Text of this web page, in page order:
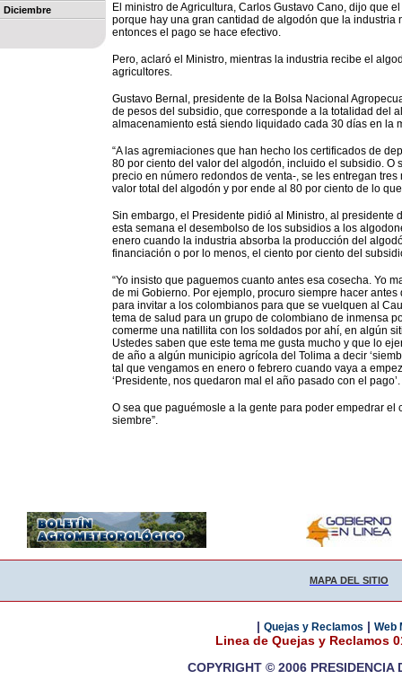
Diciembre
El ministro de Agricultura, Carlos Gustavo Cano, dijo que
porque hay una gran cantidad de algodón que la
entonces el pago se hace efectivo.
Pero, aclaró el Ministro, mientras la industria recibe el
agricultores.
Gustavo Bernal, presidente de la Bolsa Nacional
de pesos del subsidio, que corresponde a la totalidad del
almacenamiento está siendo liquidado cada 30 días en la
“A las agremiaciones que han hecho los certificados de
80 por ciento del valor del algodón, incluido el subsidio.
precio en número redondos de venta-, se les entregan
valor total del algodón y por ende al 80 por ciento de lo
Sin embargo, el Presidente pidió al Ministro, al presidente
esta semana el desembolso de los subsidios a los
enero cuando la industria absorba la producción del
financiación o por lo menos, el ciento por ciento del
“Yo insisto que paguemos cuanto antes esa cosecha. Yo
de mi Gobierno. Por ejemplo, procuro siempre hacer
para invitar a los colombianos para que se vuelquen al
tema de salud para un grupo de colombiano de inmensa
comerme una natillita con los soldados por ahí, en algún
Ustedes saben que este tema me gusta mucho y que lo
de año a algún municipio agrícola del Tolima a decir
tal que vengamos en enero o febrero cuando vaya a
‘Presidente, nos quedaron mal el año pasado con el pago’.
O sea que paguémosle a la gente para poder empedrar
siembre”.
MAPA DEL SITIO
| Quejas y Reclamos | Web
Linea de Quejas y Reclamos
COPYRIGHT © 2006 PRESIDENCIA